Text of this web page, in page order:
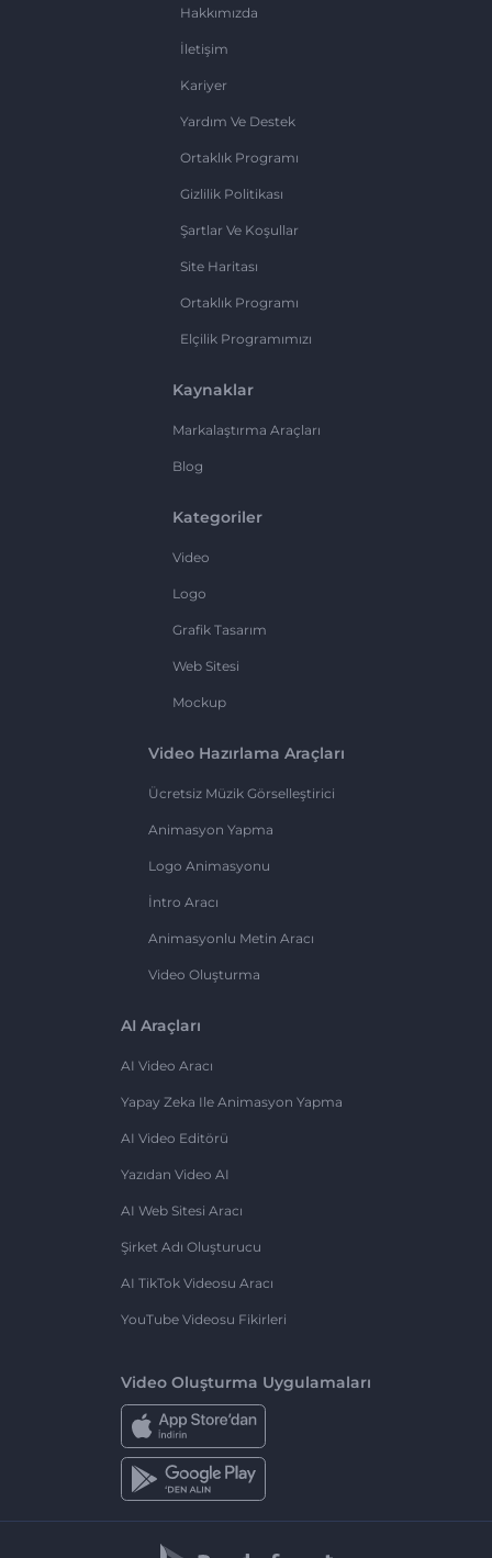
Hakkımızda
İletişim
Kariyer
Yardım Ve Destek
Ortaklık Programı
Gizlilik Politikası
Şartlar Ve Koşullar
Site Haritası
Ortaklık Programı
Elçilik Programımızı
Kaynaklar
Markalaştırma Araçları
Blog
Kategoriler
Video
Logo
Grafik Tasarım
Web Sitesi
Mockup
Video Hazırlama Araçları
Ücretsiz Müzik Görselleştirici
Animasyon Yapma
Logo Animasyonu
İntro Aracı
Animasyonlu Metin Aracı
Video Oluşturma
AI Araçları
AI Video Aracı
Yapay Zeka Ile Animasyon Yapma
AI Video Editörü
Yazıdan Video AI
AI Web Sitesi Aracı
Şirket Adı Oluşturucu
AI TikTok Videosu Aracı
YouTube Videosu Fikirleri
Video Oluşturma Uygulamaları